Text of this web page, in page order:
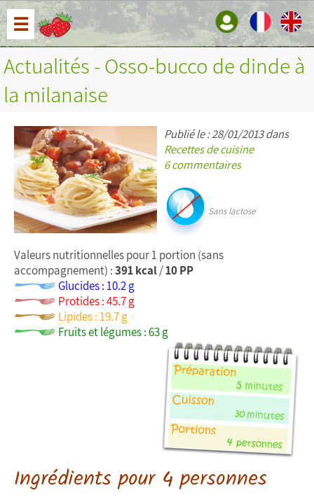
☰
Actualités - Osso-bucco de dinde à
la milanaise
Publié le : 28/01/2013 dans
Recettes de cuisine
6 commentaires
Sans lactose
Valeurs nutritionnelles pour 1 portion (sans
accompagnement) :391 kcal/10 PP
Glucides : 10.2 g
Protides : 45.7 g
Lipides : 19.7 g
Fruits et légumes : 63 g
Ingrédients pour 4 personnes